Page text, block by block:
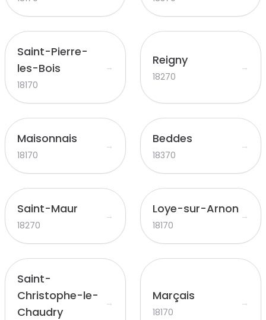
Saint-Pierre-
les-Bois
18170
→ Reigny
18270
→
Maisonnais
18170
→ Beddes
18370
→
Saint-Maur
18270
→ Loye-sur-Arnon
18170
→
Saint-
Christophe-le-
Chaudry
→ Marçais
18170
→